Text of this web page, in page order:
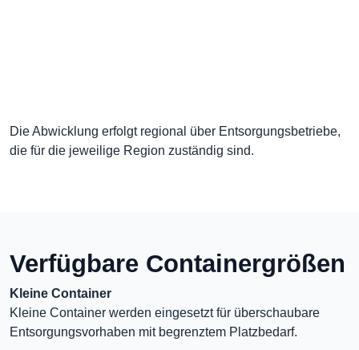
Die Abwicklung erfolgt regional über Entsorgungsbetriebe,
die für die jeweilige Region zuständig sind.
Verfügbare Containergrößen
Kleine Container
Kleine Container werden eingesetzt für überschaubare
Entsorgungsvorhaben mit begrenztem Platzbedarf.